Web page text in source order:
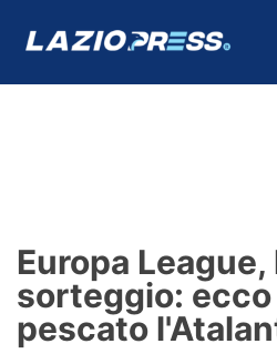
Formello
Infortuni
Europa
sorteggio: ecco
pescato